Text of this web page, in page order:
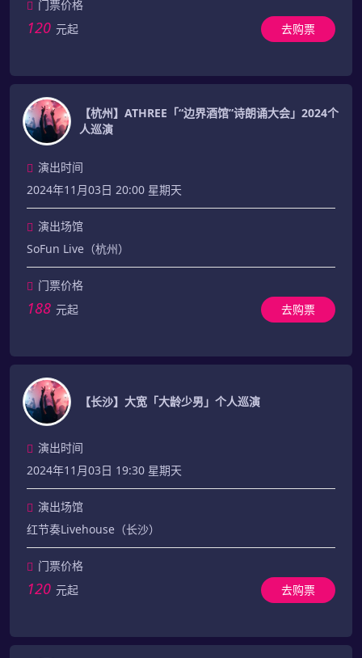
门票价格
120 元起 去购票
【杭州】ATHREE「“边界酒馆”诗朗诵大会」2024个
人巡演
演出时间
2024年11月03日 20:00 星期天
演出场馆
SoFun Live（杭州）
门票价格
188 元起 去购票
【长沙】大宽「大龄少男」个人巡演
演出时间
2024年11月03日 19:30 星期天
演出场馆
红节奏Livehouse（长沙）
门票价格
120 元起 去购票